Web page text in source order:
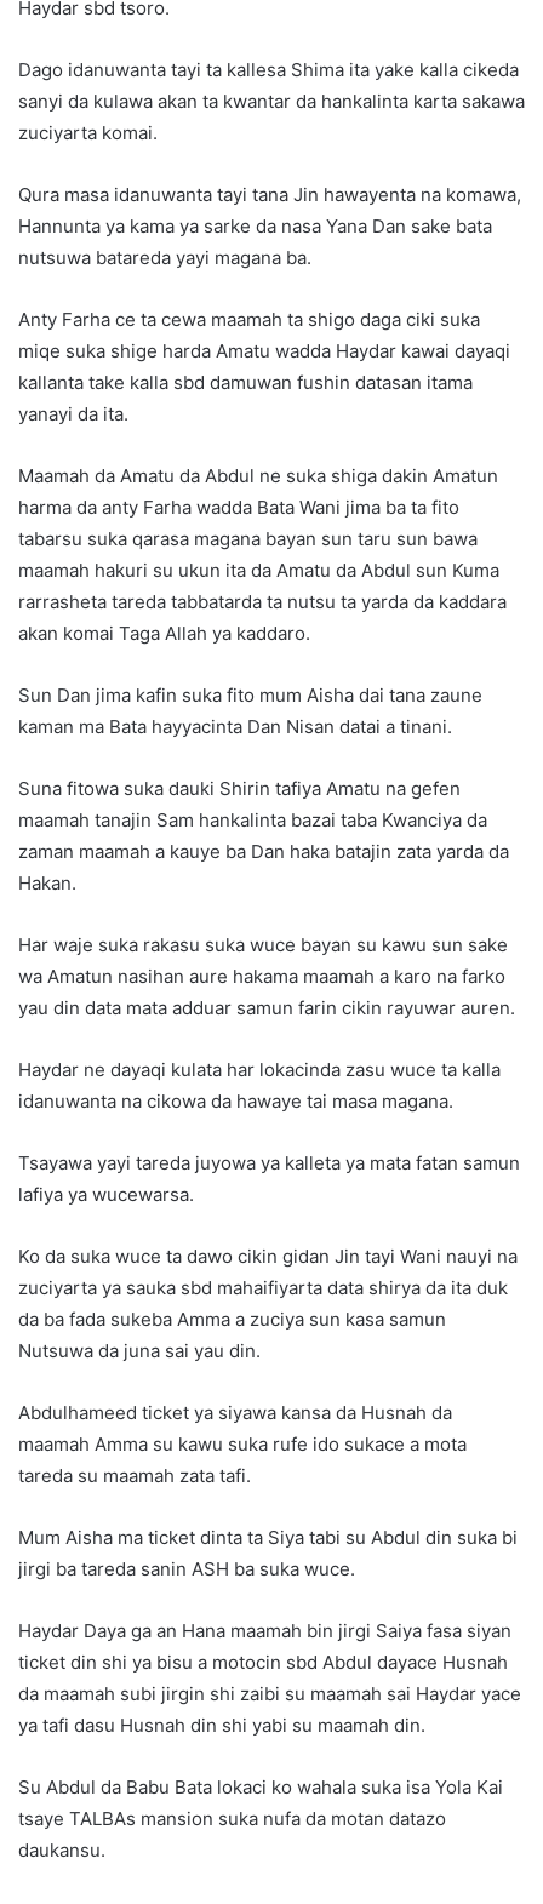
Haydar sbd tsoro.
Dago idanuwanta tayi ta kallesa Shima ita yake kalla cikeda
sanyi da kulawa akan ta kwantar da hankalinta karta sakawa
zuciyarta komai.
Qura masa idanuwanta tayi tana Jin hawayenta na komawa,
Hannunta ya kama ya sarke da nasa Yana Dan sake bata
nutsuwa batareda yayi magana ba.
Anty Farha ce ta cewa maamah ta shigo daga ciki suka
miqe suka shige harda Amatu wadda Haydar kawai dayaqi
kallanta take kalla sbd damuwan fushin datasan itama
yanayi da ita.
Maamah da Amatu da Abdul ne suka shiga dakin Amatun
harma da anty Farha wadda Bata Wani jima ba ta fito
tabarsu suka qarasa magana bayan sun taru sun bawa
maamah hakuri su ukun ita da Amatu da Abdul sun Kuma
rarrasheta tareda tabbatarda ta nutsu ta yarda da kaddara
akan komai Taga Allah ya kaddaro.
Sun Dan jima kafin suka fito mum Aisha dai tana zaune
kaman ma Bata hayyacinta Dan Nisan datai a tinani.
Suna fitowa suka dauki Shirin tafiya Amatu na gefen
maamah tanajin Sam hankalinta bazai taba Kwanciya da
zaman maamah a kauye ba Dan haka batajin zata yarda da
Hakan.
Har waje suka rakasu suka wuce bayan su kawu sun sake
wa Amatun nasihan aure hakama maamah a karo na farko
yau din data mata adduar samun farin cikin rayuwar auren.
Haydar ne dayaqi kulata har lokacinda zasu wuce ta kalla
idanuwanta na cikowa da hawaye tai masa magana.
Tsayawa yayi tareda juyowa ya kalleta ya mata fatan samun
lafiya ya wucewarsa.
Ko da suka wuce ta dawo cikin gidan Jin tayi Wani nauyi na
zuciyarta ya sauka sbd mahaifiyarta data shirya da ita duk
da ba fada sukeba Amma a zuciya sun kasa samun
Nutsuwa da juna sai yau din.
Abdulhameed ticket ya siyawa kansa da Husnah da
maamah Amma su kawu suka rufe ido sukace a mota
tareda su maamah zata tafi.
Mum Aisha ma ticket dinta ta Siya tabi su Abdul din suka bi
jirgi ba tareda sanin ASH ba suka wuce.
Haydar Daya ga an Hana maamah bin jirgi Saiya fasa siyan
ticket din shi ya bisu a motocin sbd Abdul dayace Husnah
da maamah subi jirgin shi zaibi su maamah sai Haydar yace
ya tafi dasu Husnah din shi yabi su maamah din.
Su Abdul da Babu Bata lokaci ko wahala suka isa Yola Kai
tsaye TALBAs mansion suka nufa da motan datazo
daukansu.